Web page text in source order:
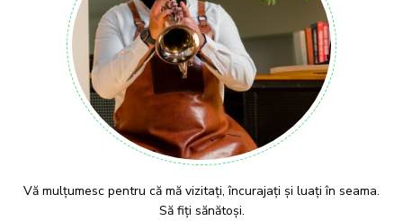
Vă mulțumesc pentru că mă vizitați, încurajați și luați în seama.
Să fiți sănătoși.